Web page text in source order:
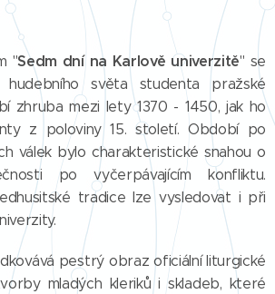
"Sedm dní na Karlově univerzitě" se
světa studenta pražské
zhruba mezi lety 1370 - 1450, jak ho
z poloviny 15. století. Období po
válek bylo charakteristické snahou o
po vyčerpávajícím konfliktu.
tradice lze vysledovat i při
pestrý obraz oficiální liturgické
mladých kleriků i skladeb, které